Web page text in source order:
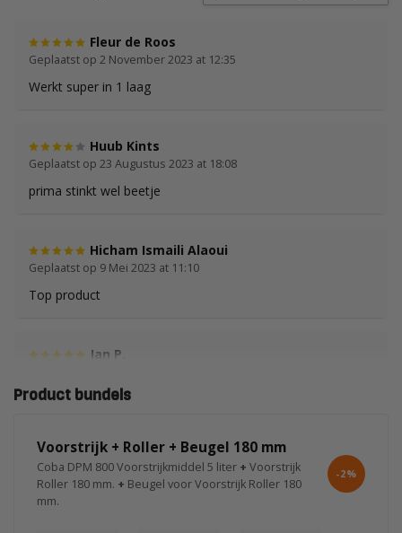
Fleur de Roos
Geplaatst op 2 November 2023 at 12:35
Werkt super in 1 laag
Huub Kints
Geplaatst op 23 Augustus 2023 at 18:08
prima stinkt wel beetje
Hicham Ismaili Alaoui
Geplaatst op 9 Mei 2023 at 11:10
Top product
Jan P.
Perfect.
Product bundels
Voorstrijk + Roller + Beugel 180 mm
Coba DPM 800 Voorstrijkmiddel 5 liter + Voorstrijk
Roller 180 mm. + Beugel voor Voorstrijk Roller 180
mm.
-2%